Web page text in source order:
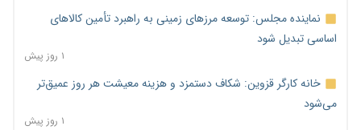
نماینده مجلس: توسعه مرزهای زمینی به راهبرد تأمین کالاهای
اساسی تبدیل شود
۱ روز پیش
خانه کارگر قزوین: شکاف دستمزد و هزینه معیشت هر روز عمیق‌تر
می‌شود
۱ روز پیش